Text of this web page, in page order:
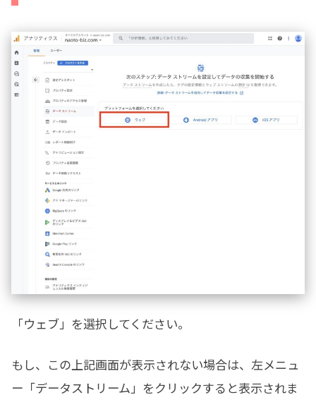
「ウェブ」を選択してください。
もし、この上記画面が表示されない場合は、左メニュ
ー「データストリーム」をクリックすると表示されま